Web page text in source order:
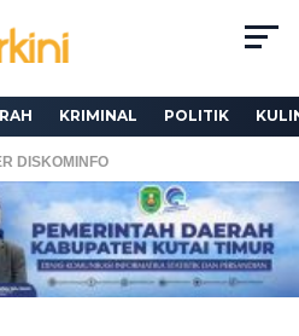
KRIMINAL POLITIK
DISKOMINFO